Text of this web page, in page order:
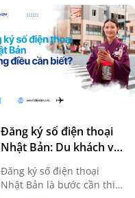
Đăng ký số điện thoại
Nhật Bản: Du khách và
Đăng ký số điện thoại
Nhật Bản là bước cần thiết